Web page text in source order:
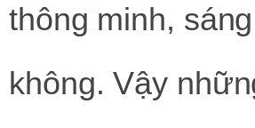
thông minh,
không. Vậy